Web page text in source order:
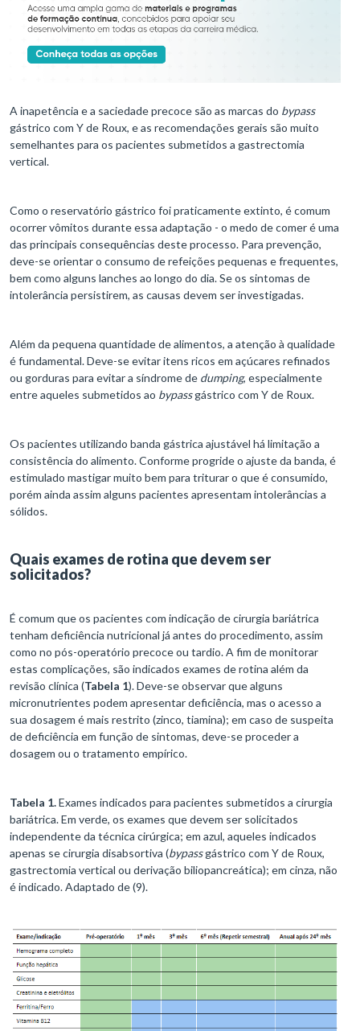
A inapetência e a saciedade precoce são as marcas do bypass
gástrico com Y de Roux, e as recomendações gerais são muito
semelhantes para os pacientes submetidos a gastrectomia
vertical.
Como o reservatório gástrico foi praticamente extinto, é comum
ocorrer vômitos durante essa adaptação - o medo de comer é uma
das principais consequências deste processo. Para prevenção,
deve-se orientar o consumo de refeições pequenas e frequentes,
bem como alguns lanches ao longo do dia. Se os sintomas de
intolerância persistirem, as causas devem ser investigadas.
Além da pequena quantidade de alimentos, a atenção à qualidade
é fundamental. Deve-se evitar itens ricos em açúcares refinados
ou gorduras para evitar a síndrome de dumping, especialmente
entre aqueles submetidos ao bypassgástrico com Y de Roux.
Os pacientes utilizando banda gástrica ajustável há limitação a
consistência do alimento. Conforme progride o ajuste da banda, é
estimulado mastigar muito bem para triturar o que é consumido,
porém ainda assim alguns pacientes apresentam intolerâncias a
sólidos.
Quais exames de rotina que devem ser
solicitados?
É comum que os pacientes com indicação de cirurgia bariátrica
tenham deficiência nutricional já antes do procedimento, assim
como no pós-operatório precoce ou tardio. A fim de monitorar
estas complicações, são indicados exames de rotina além da
revisão clínica (Tabela 1). Deve-se observar que alguns
micronutrientes podem apresentar deficiência, mas o acesso a
sua dosagem é mais restrito (zinco, tiamina); em caso de suspeita
de deficiência em função de sintomas, deve-se proceder a
dosagem ou o tratamento empírico.
Tabela 1.Exames indicados para pacientes submetidos a cirurgia
bariátrica. Em verde, os exames que devem ser solicitados
independente da técnica cirúrgica; em azul, aqueles indicados
apenas se cirurgia disabsortiva (bypassgástrico com Y de Roux,
gastrectomia vertical ou derivação biliopancreática); em cinza, não
é indicado. Adaptado de (9).